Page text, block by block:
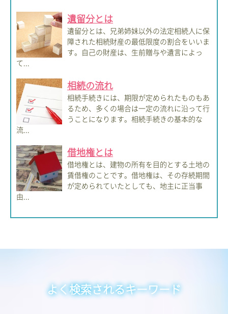
遺留分とは
遺留分とは、兄弟姉妹以外の法定相続人に保
障された相続財産の最低限度の割合をいいま
す。自己の財産は、生前贈与や遺言によっ
て...
相続の流れ
相続手続きには、期限が定められたものもあ
るため、多くの場合は一定の流れに沿って行
うことになります。相続手続きの基本的な
流...
借地権とは
借地権とは、建物の所有を目的とする土地の
賃借権のことです。借地権は、その存続期間
が定められていたとしても、地主に正当事
由...
よく検索されるキーワード